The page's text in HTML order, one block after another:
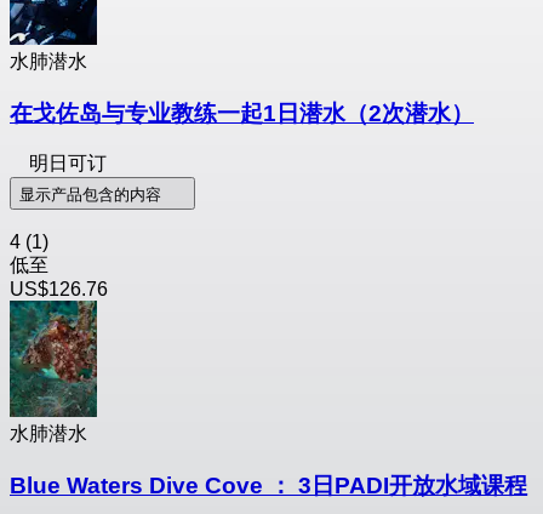
水肺潜水
在戈佐岛与专业教练一起1日潜水（2次潜水）
明日可订
显示产品包含的内容
4 (1)
低至
US$126.76
水肺潜水
Blue Waters Dive Cove ： 3日PADI开放水域课程